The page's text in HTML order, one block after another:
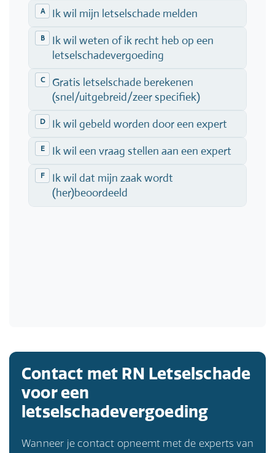
Contact met RN Letselschade
voor een
letselschadevergoeding
Wanneer je contact opneemt met de experts van